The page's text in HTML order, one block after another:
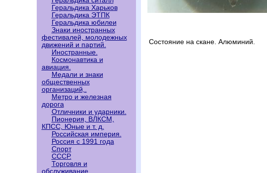
Геральдика Харьков
Геральдика ЭТПК
Геральдика юбилеи
Знаки иностранных
фестивалей, молодежных
движений и партий.
Иностранные.
Космонавтика и
авиация.
Медали и знаки
общественных
организаций,.
Метро и железная
дорога
Отличники и ударники.
Пионерия, ВЛКСМ,
КПСС, Юные и т. д.
Российская империя.
Россия с 1991 года
Спорт
СССР.
Торговля и
обслуживание
Состояние на скане. Алюминий.